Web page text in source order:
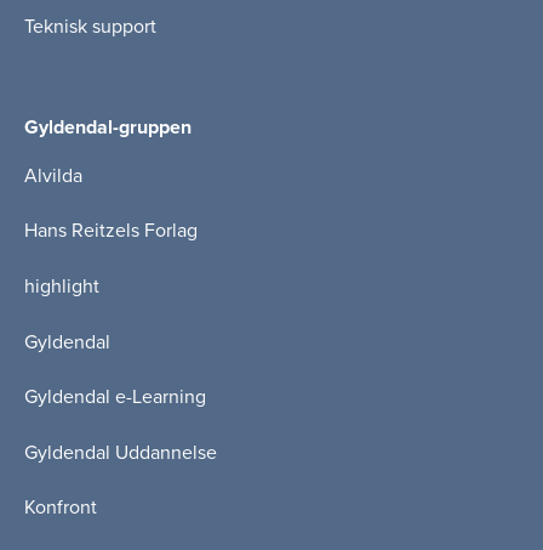
Teknisk support
Gyldendal-gruppen
Alvilda
Hans Reitzels Forlag
highlight
Gyldendal
Gyldendal e-Learning
Gyldendal Uddannelse
Konfront